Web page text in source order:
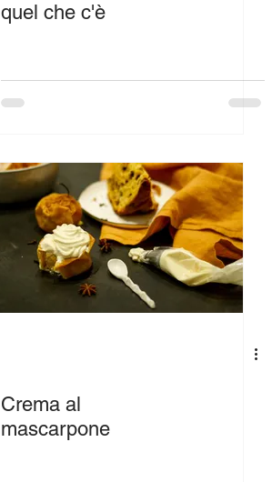
quel che c'è
Crema al
mascarpone